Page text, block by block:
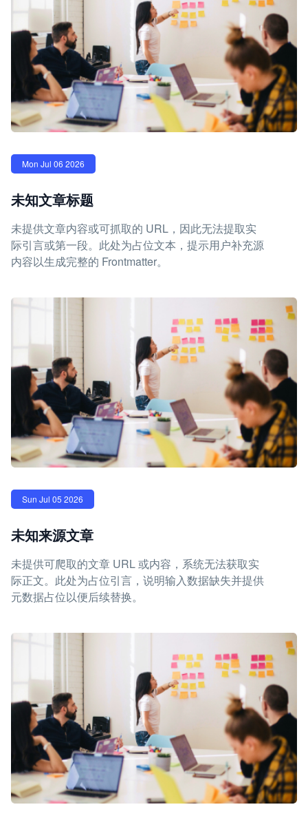
Mon Jul 06 2026
未知文章标题
未提供文章内容或可抓取的 URL，因此无法提取实
际引言或第一段。此处为占位文本，提示用户补充源
内容以生成完整的 Frontmatter。
Sun Jul 05 2026
未知来源文章
未提供可爬取的文章 URL 或内容，系统无法获取实
际正文。此处为占位引言，说明输入数据缺失并提供
元数据占位以便后续替换。